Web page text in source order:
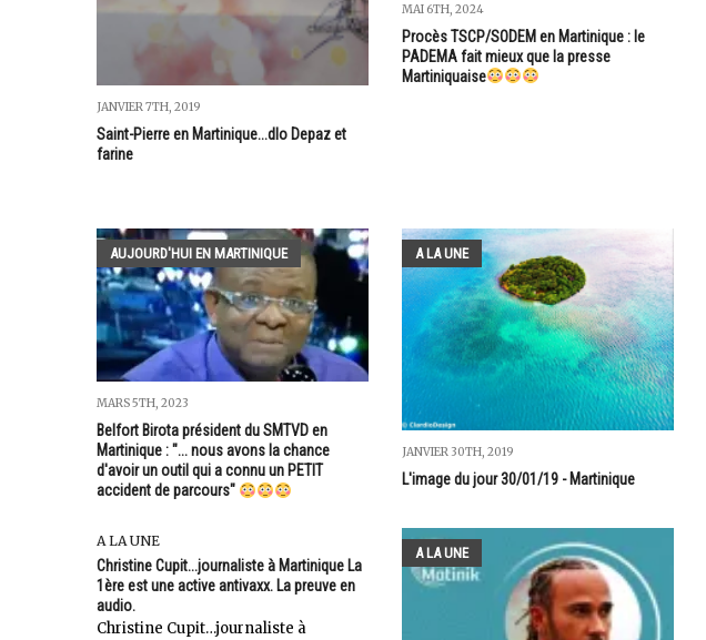
JANVIER 7TH, 2019
Saint-Pierre en Martinique...dlo Depaz et
farine
MAI 6TH, 2024
Procès TSCP/SODEM en Martinique : le
PADEMA fait mieux que la presse
Martiniquaise
AUJOURD'HUI EN MARTINIQUE
MARS 5TH, 2023
Belfort Birota président du SMTVD en
Martinique : "... nous avons la chance
d'avoir un outil qui a connu un PETIT
accident de parcours"
A LA UNE
JANVIER 30TH, 2019
L'image du jour 30/01/19 - Martinique
A LA UNE
Christine Cupit...journaliste à Martinique La
1ère est une active antivaxx. La preuve en
audio.
Christine Cupit…journaliste à
A LA UNE